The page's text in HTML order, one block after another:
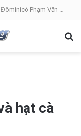
Lễ Tạ Ơn Mừng Kim Khánh Linh Mục Cha Đôminicô Phạm Văn Khâm tại Nhà Thờ Bắc Hòa Giáo Phận Mỹ Tho . 07.08.2026
hạt cà